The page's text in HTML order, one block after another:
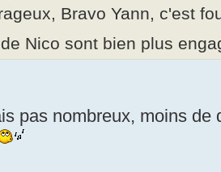
Bravo Yann, c'est
Nico sont bien plus
pas nombreux, moins de